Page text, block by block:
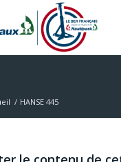
/ HANSE 445